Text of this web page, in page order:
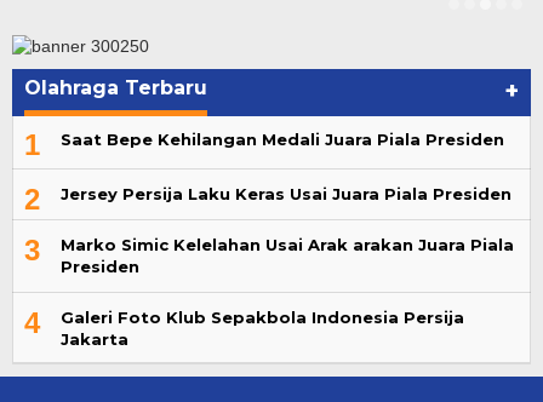
Olahraga Terbaru +
1 Saat Bepe Kehilangan Medali Juara Piala Presiden
2 Jersey Persija Laku Keras Usai Juara Piala Presiden
3
Marko Simic Kelelahan Usai Arak arakan Juara Piala
Presiden
4
Galeri Foto Klub Sepakbola Indonesia Persija
Jakarta